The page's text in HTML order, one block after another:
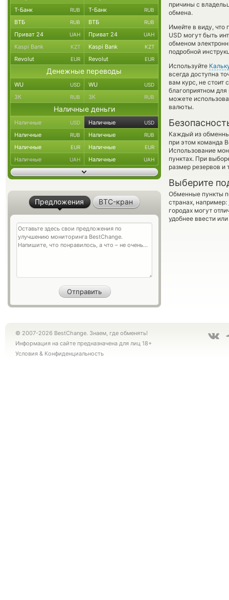
причины с
обмена.
Имейте в виду, что
USD могут быть
обменом
подробной
Используйте
всегда доступна
вам курс, не стоит
благоприятном
можете
валюты.
Каждый из
при этом команда
Использование
пунктах. При
размер резервов и
Выберите
Обменные пункты
странах, например:
городах могут
удобнее ввести
Т-Банк RUB Т-Банк RUB
ВТБ RUB ВТБ RUB
Приват 24 UAH Приват 24 UAH
Kaspi Bank KZT Kaspi Bank KZT
Revolut EUR Revolut EUR
Денежные переводы
WU USD WU USD
ЗК RUB ЗК RUB
Наличные деньги
Наличные USD Наличные USD
Наличные RUB Наличные RUB
Наличные EUR Наличные EUR
Наличные UAH Наличные UAH
Предложения BTC-кран
© 2007-2026 BestChange. Знаем, где обменять!
Информация на сайте предназначена для лиц 18+
Условия & Конфиденциальность